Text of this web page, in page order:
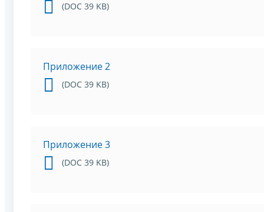
(DOC 39 KB)
Приложение 2
(DOC 39 KB)
Приложение 3
(DOC 39 KB)